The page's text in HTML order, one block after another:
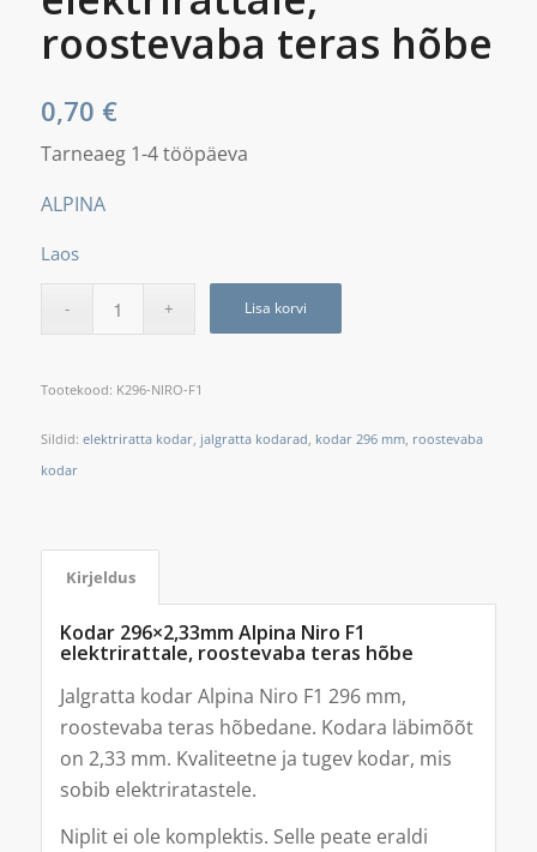
roostevaba teras hõbe
0,70 €
Tarneaeg 1-4 tööpäeva
ALPINA
Laos
Lisa korvi
Tootekood: K296-NIRO-F1
Sildid: elektriratta kodar, jalgratta kodarad, kodar 296 mm, roostevaba
kodar
Kirjeldus
Kodar 296×2,33mm Alpina Niro F1
elektrirattale, roostevaba teras hõbe
Jalgratta kodar Alpina Niro F1 296 mm,
roostevaba teras hõbedane. Kodara läbimõõt
on 2,33 mm. Kvaliteetne ja tugev kodar, mis
sobib elektriratastele.
Niplit ei ole komplektis. Selle peate eraldi